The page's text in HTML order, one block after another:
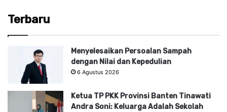
Terbaru
Menyelesaikan Persoalan Sampah
dengan Nilai dan Kepedulian
6 Agustus 2026
Ketua TP PKK Provinsi Banten Tinawati
Andra Soni: Keluarga Adalah Sekolah